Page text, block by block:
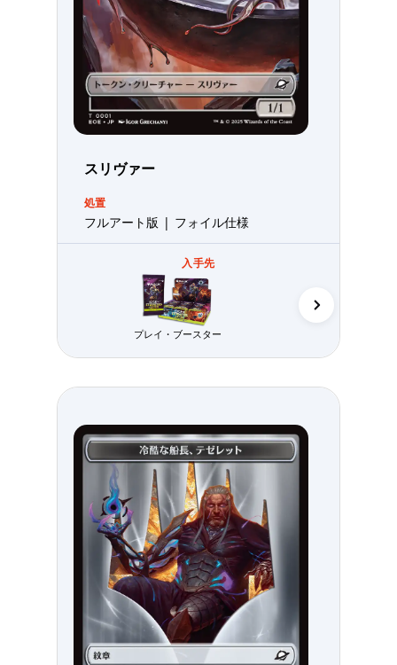
スリヴァー
処置
フルアート版 | フォイル仕様
入手先
プレイ・ブースター